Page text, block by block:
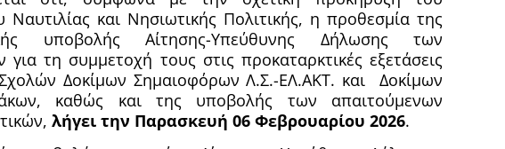
Ναυτιλίας και Νησιωτικής Πολιτικής, η προθεσμία της
υποβολής Αίτησης-Υπεύθυνης Δήλωσης των
τη συμμετοχή τους στις προκαταρκτικές εξετάσεις
Δοκίμων Σημαιοφόρων Λ.Σ.-ΕΛ.ΑΚΤ. και Δοκίμων
καθώς και της υποβολής των απαιτούμενων
λήγει την Παρασκευή 06 Φεβρουαρίου 2026.